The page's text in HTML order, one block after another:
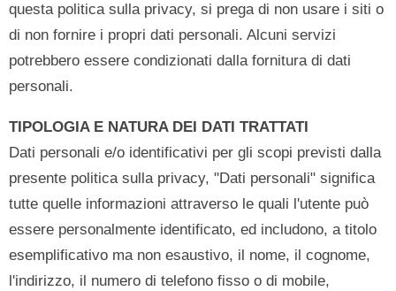
questa politica sulla privacy, si prega di non usare i siti o
di non fornire i propri dati personali. Alcuni servizi
potrebbero essere condizionati dalla fornitura di dati
personali.
TIPOLOGIA E NATURA DEI DATI TRATTATI
Dati personali e/o identificativi per gli scopi previsti dalla
presente politica sulla privacy, "Dati personali" significa
tutte quelle informazioni attraverso le quali l'utente può
essere personalmente identificato, ed includono, a titolo
esemplificativo ma non esaustivo, il nome, il cognome,
l'indirizzo, il numero di telefono fisso o di mobile,